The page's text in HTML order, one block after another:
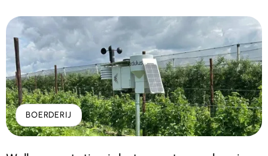
BOERDERIJ